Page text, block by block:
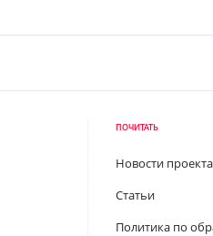
ПОЧИТАТЬ
Новости проекта
Статьи
Политика по